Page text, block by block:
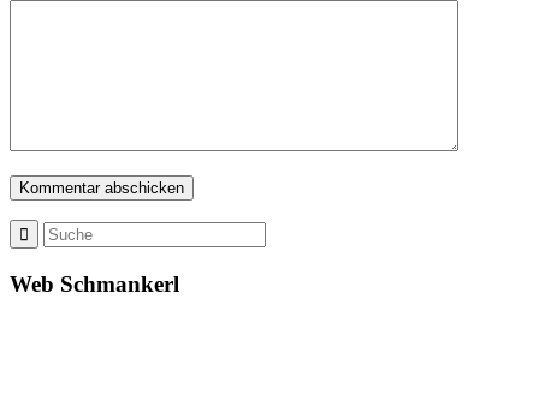
Web Schmankerl